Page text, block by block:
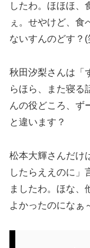
したわ。ほほほ、
ぇ。せやけど、食
ないすんのどす？(
秋田汐梨さんは「
らほら、また寝る
んの役どころ、ず
と違います？
松本大輝さんだけ
したらええのに」
ましたわ。ほな、
よかったのになぁ